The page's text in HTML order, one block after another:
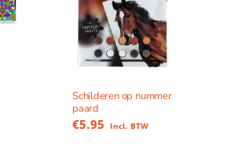
Schilderen op nummer
paard
€5.95 Incl. BTW